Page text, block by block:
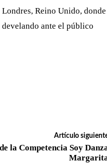
Reino Unido, donde
develando ante el público
Artículo
la Competencia Soy